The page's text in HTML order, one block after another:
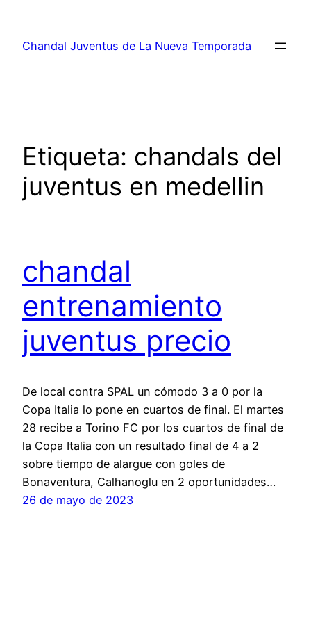
contenido
Chandal Juventus de La Nueva Temporada
Etiqueta: chandals del
juventus en medellin
chandal
entrenamiento
juventus precio
De local contra SPAL un cómodo 3 a 0 por la
Copa Italia lo pone en cuartos de final. El martes
28 recibe a Torino FC por los cuartos de final de
la Copa Italia con un resultado final de 4 a 2
sobre tiempo de alargue con goles de
Bonaventura, Calhanoglu en 2 oportunidades…
26 de mayo de 2023